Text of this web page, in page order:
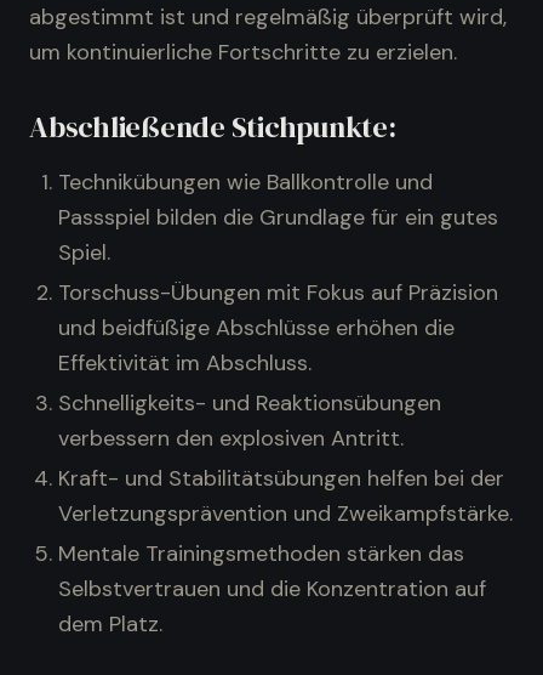
abgestimmt ist und regelmäßig überprüft wird,
um kontinuierliche Fortschritte zu erzielen.
Abschließende Stichpunkte:
Technikübungen wie Ballkontrolle und
Passspiel bilden die Grundlage für ein gutes
Spiel.
Torschuss-Übungen mit Fokus auf Präzision
und beidfüßige Abschlüsse erhöhen die
Effektivität im Abschluss.
Schnelligkeits- und Reaktionsübungen
verbessern den explosiven Antritt.
Kraft- und Stabilitätsübungen helfen bei der
Verletzungsprävention und Zweikampfstärke.
Mentale Trainingsmethoden stärken das
Selbstvertrauen und die Konzentration auf
dem Platz.